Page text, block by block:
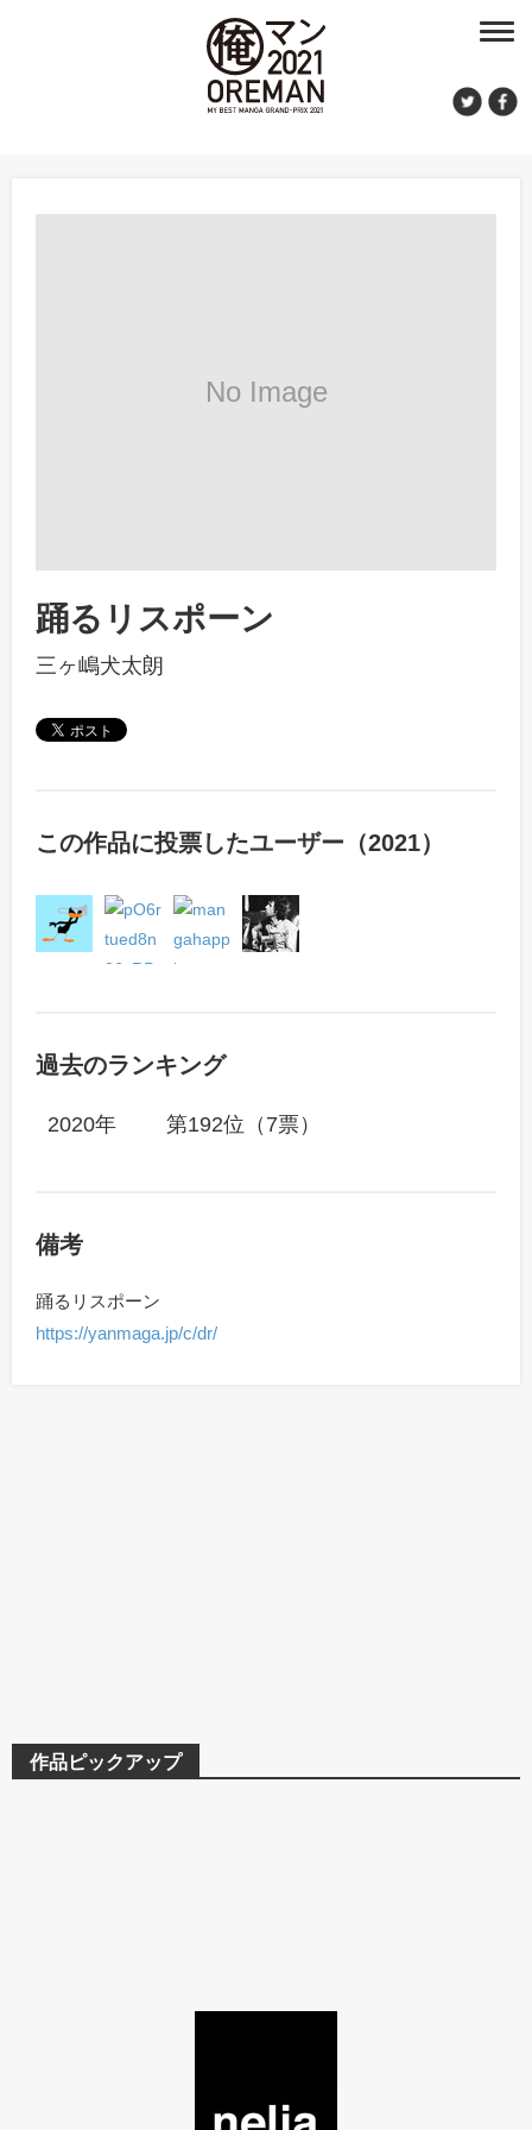
踊るリスポーン
三ヶ嶋犬太朗
この作品に投票したユーザー（2021）
過去のランキング
2020年 第192位（7票）
備考
踊るリスポーン
https://yanmaga.jp/c/dr/
作品ピックアップ